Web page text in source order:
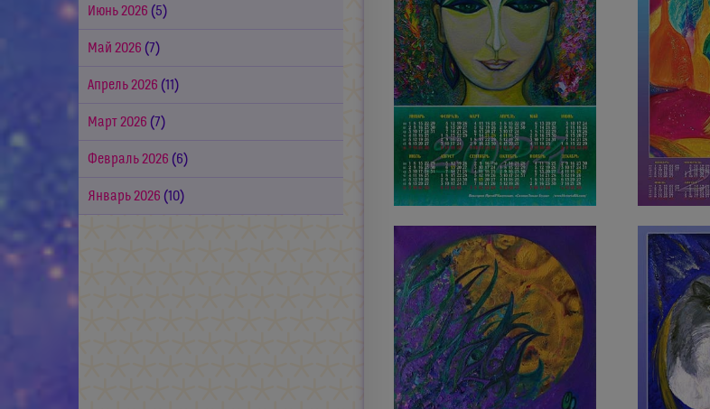
Июнь 2026 (5)
Май 2026 (7)
Апрель 2026 (11)
Март 2026 (7)
Февраль 2026 (6)
Январь 2026 (10)